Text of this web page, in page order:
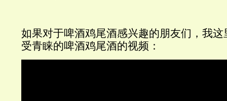
如果对于啤酒鸡尾酒感兴趣的朋友们，我这
受青睐的啤酒鸡尾酒的视频：